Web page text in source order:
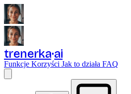
trenerka ai
Funkcje Korzyści Jak to działa FAQ